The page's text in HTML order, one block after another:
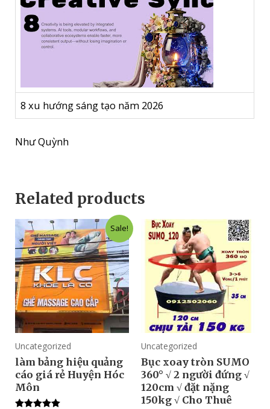
8 xu hướng sáng tạo năm 2026
Như Quỳnh
Related products
Sale!
Uncategorized
làm bảng hiệu quảng
cáo giá rẻ Huyện Hóc
Môn
Uncategorized
Bục xoay tròn SUMO
360° √ 2 người đứng √
120cm √ đặt nặng
150kg √ Cho Thuê